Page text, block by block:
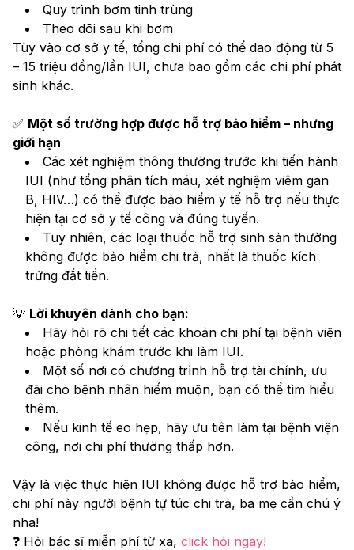
Quy trình bơm tinh trùng
Theo dõi sau khi bơm
Tùy vào cơ sở y tế, tổng chi phí có thể dao động từ 5
– 15 triệu đồng/lần IUI, chưa bao gồm các chi phí phát
sinh khác.
✅ Một số trường hợp được hỗ trợ bảo hiểm – nhưng
giới hạn
Các xét nghiệm thông thường trước khi tiến hành
IUI (như tổng phân tích máu, xét nghiệm viêm gan
B, HIV…) có thể được bảo hiểm y tế hỗ trợ nếu thực
hiện tại cơ sở y tế công và đúng tuyến.
Tuy nhiên, các loại thuốc hỗ trợ sinh sản thường
không được bảo hiểm chi trả, nhất là thuốc kích
trứng đắt tiền.
💡 Lời khuyên dành cho bạn:
Hãy hỏi rõ chi tiết các khoản chi phí tại bệnh viện
hoặc phòng khám trước khi làm IUI.
Một số nơi có chương trình hỗ trợ tài chính, ưu
đãi cho bệnh nhân hiếm muộn, bạn có thể tìm hiểu
thêm.
Nếu kinh tế eo hẹp, hãy ưu tiên làm tại bệnh viện
công, nơi chi phí thường thấp hơn.
Vậy là việc thực hiện IUI không được hỗ trợ bảo hiểm,
chi phí này người bệnh tự túc chi trả, ba mẹ cần chú ý
nha!
❓ Hỏi bác sĩ miễn phí từ xa, click hỏi ngay!